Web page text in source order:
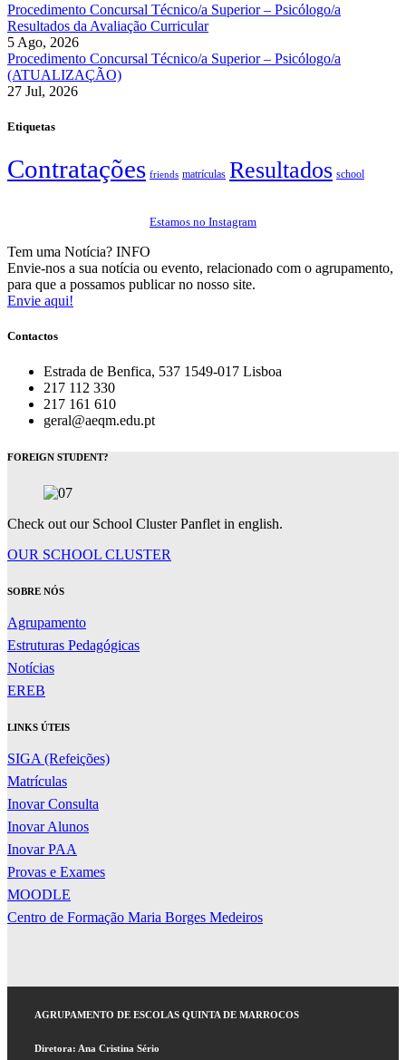
Procedimento Concursal Técnico/a Superior – Psicólogo/a
Resultados da Avaliação Curricular
5 Ago, 2026
Procedimento Concursal Técnico/a Superior – Psicólogo/a
(ATUALIZAÇÃO)
27 Jul, 2026
Etiquetas
Contratações friends matrículas Resultados school
Estamos no Instagram
Tem uma Notícia? INFO
Envie-nos a sua notícia ou evento, relacionado com o agrupamento,
para que a possamos publicar no nosso site.
Envie aqui!
Contactos
Estrada de Benfica, 537 1549-017 Lisboa
217 112 330
217 161 610
geral@aeqm.edu.pt
FOREIGN STUDENT?
Check out our School Cluster Panflet in english.
OUR SCHOOL CLUSTER
SOBRE NÓS
Agrupamento
Estruturas Pedagógicas
Notícias
EREB
LINKS ÚTEIS
SIGA (Refeições)
Matrículas
Inovar Consulta
Inovar Alunos
Inovar PAA
Provas e Exames
MOODLE
Centro de Formação Maria Borges Medeiros
AGRUPAMENTO DE ESCOLAS QUINTA DE MARROCOS
Diretora: Ana Cristina Sério